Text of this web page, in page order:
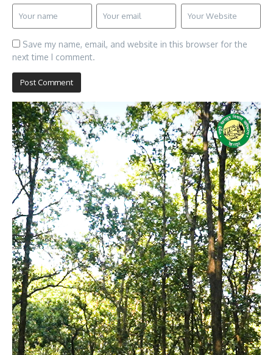
Save my name, email, and website in this browser for the
next time I comment.